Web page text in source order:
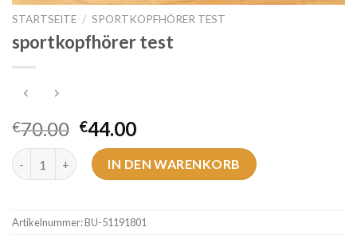
STARTSEITE / SPORTKOPFHÖRER TEST
sportkopfhörer test
€70.00 €44.00
sportkopfhörer test MengeIN DEN WARENKORB
Artikelnummer:BU-51191801